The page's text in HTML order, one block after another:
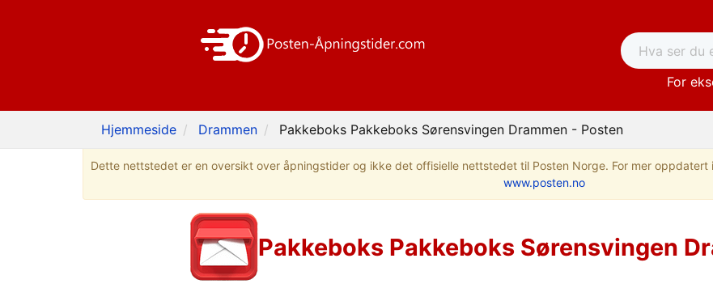
For
Hjemmeside Drammen Pakkeboks Pakkeboks Sørensvingen Drammen - Posten
Dette nettstedet er en oversikt over åpningstider og ikke det offisielle nettstedet til Posten Norge. For mer
www.posten.no
Pakkeboks Pakkeboks Sørensvingen